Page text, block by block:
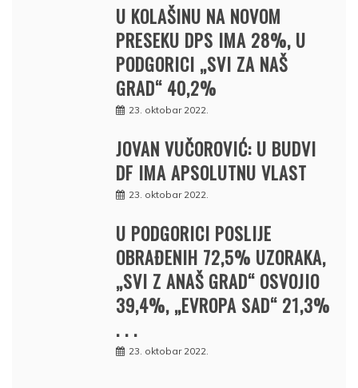
U KOLAŠINU NA NOVOM
PRESEKU DPS IMA 28%, U
PODGORICI „SVI ZA NAŠ
GRAD“ 40,2%
23. oktobar 2022.
JOVAN VUČOROVIĆ: U BUDVI
DF IMA APSOLUTNU VLAST
23. oktobar 2022.
U PODGORICI POSLIJE
OBRAĐENIH 72,5% UZORAKA,
„SVI Z ANAŠ GRAD“ OSVOJIO
39,4%, „EVROPA SAD“ 21,3%
. . .
23. oktobar 2022.